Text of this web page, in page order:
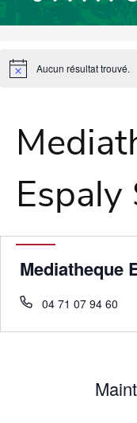
Aucun résultat trouvé.
Espaly
Mediatheque
04 71 07 94 60